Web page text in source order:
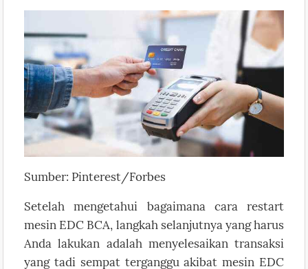
Sumber: Pinterest/Forbes
Setelah mengetahui bagaimana cara restart
mesin EDC BCA, langkah selanjutnya yang harus
Anda lakukan adalah menyelesaikan transaksi
yang tadi sempat terganggu akibat mesin EDC